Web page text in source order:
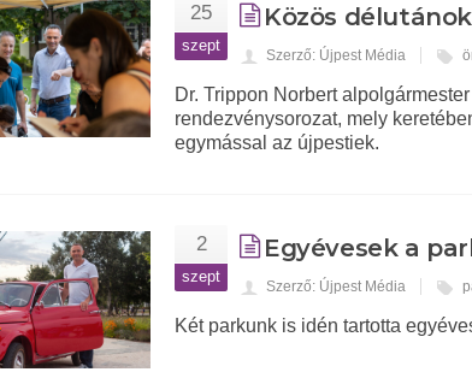
25
szept
Közös
Szerző: Újpest Média
Dr. Trippon Norbert
rendezvénysorozat, mely
egymással az újpestiek.
2
szept
Egyévesek a
Szerző: Újpest Média
Két parkunk is idén tartotta